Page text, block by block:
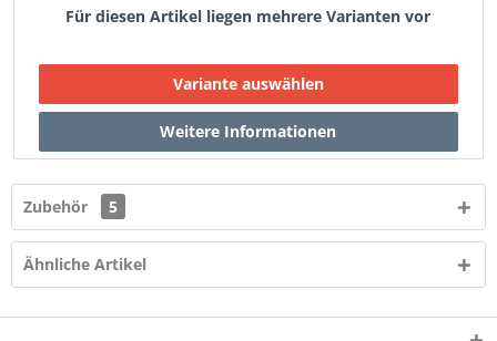
Für diesen Artikel liegen mehrere Varianten vor
Zubehör 5
Ähnliche Artikel